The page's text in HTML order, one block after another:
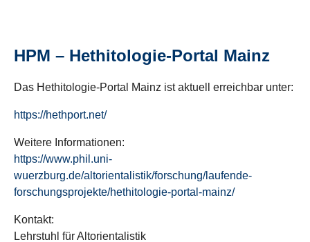
HPM – Hethitologie-Portal Mainz
Das Hethitologie-Portal Mainz ist aktuell erreichbar unter:
https://hethport.net/
Weitere Informationen:
https://www.phil.uni-
wuerzburg.de/altorientalistik/forschung/laufende-
forschungsprojekte/hethitologie-portal-mainz/
Kontakt:
Lehrstuhl für Altorientalistik